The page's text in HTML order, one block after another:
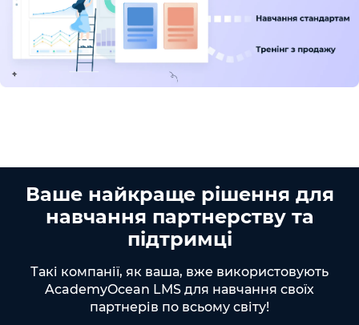
Ваше найкраще рішення для
навчання партнерству та
підтримці
Такі компанії, як ваша, вже використовують
AcademyOcean LMS для навчання своїх
партнерів по всьому світу!